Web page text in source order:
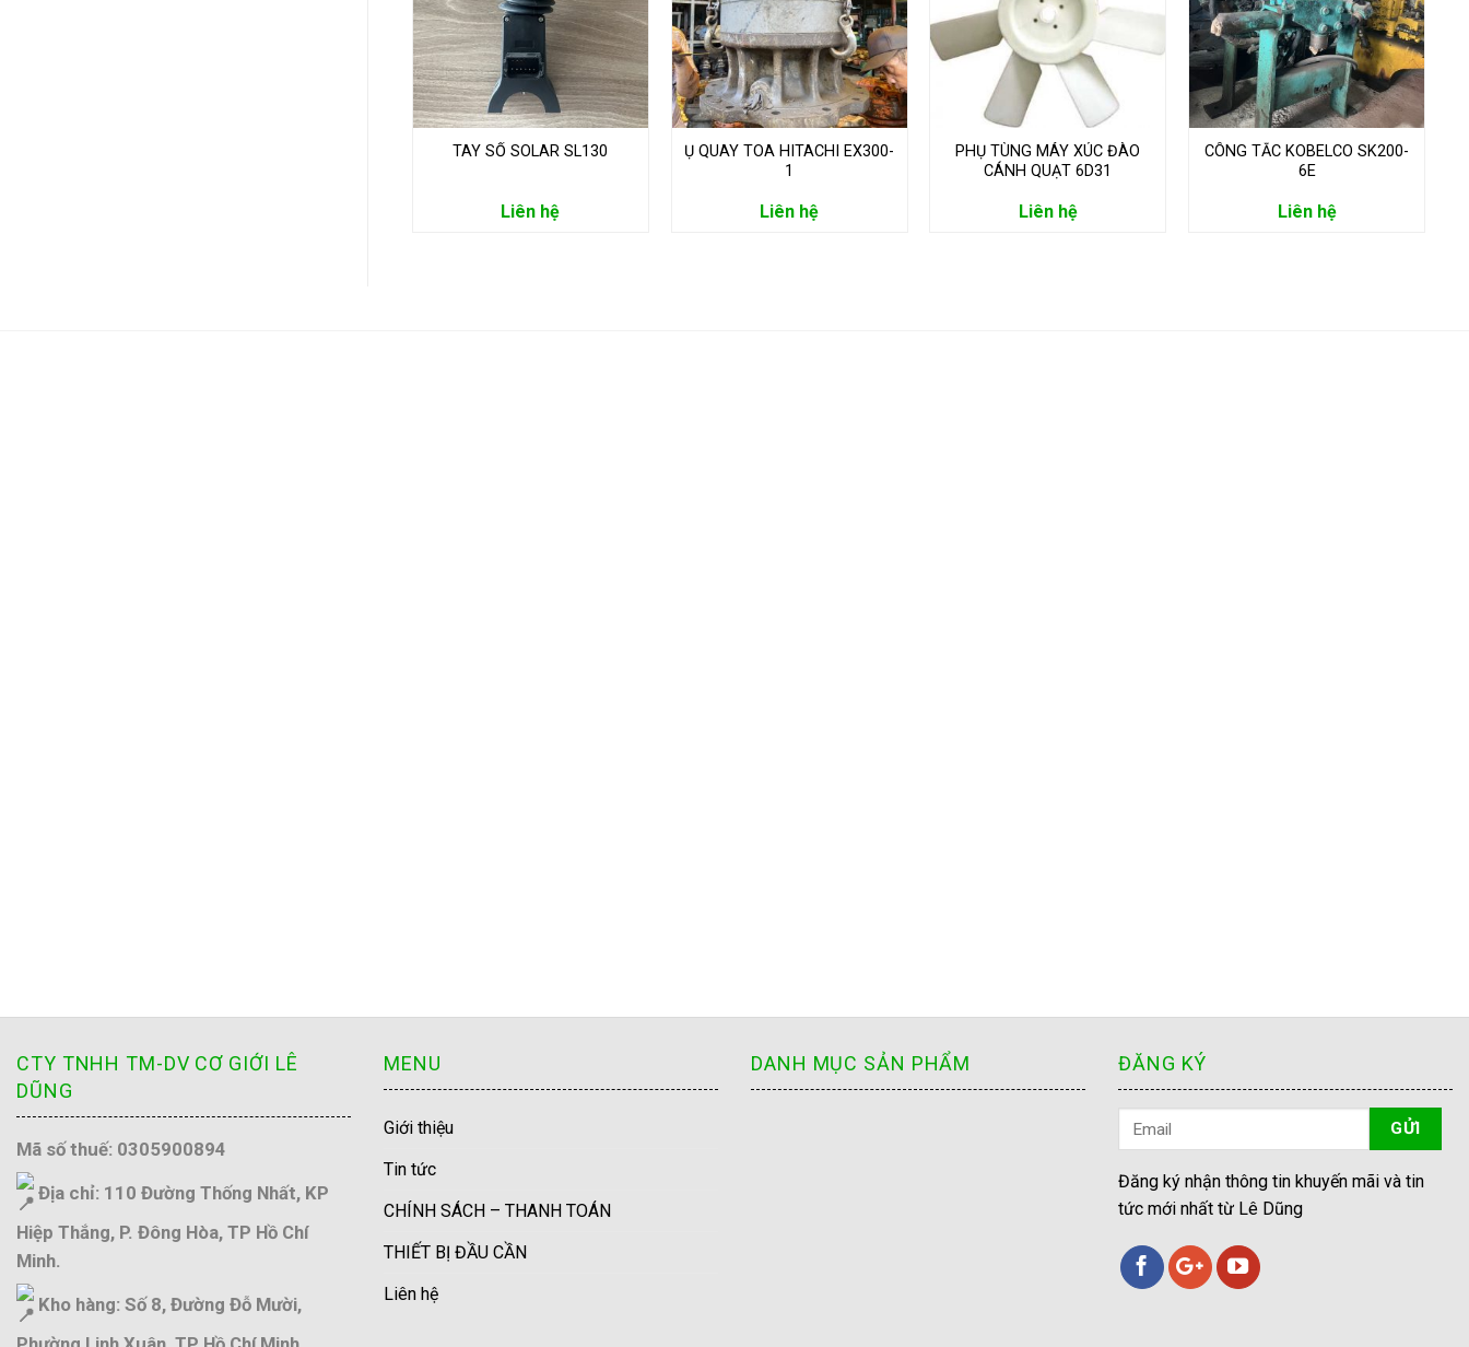
TAY SỐ SOLAR SL130
Liên hệ
Ụ QUAY TOA HITACHI EX300-
1
Liên hệ
PHỤ TÙNG MÁY XÚC ĐÀO
CÁNH QUẠT 6D31
Liên hệ
CÔNG TẮC KOBELCO SK200-
6E
Liên hệ
CTY TNHH TM-DV CƠ GIỚI LÊ
DŨNG
Mã số thuế: 0305900894
Địa chỉ: 110 Đường Thống Nhất, KP
Hiệp Thắng, P. Đông Hòa, TP Hồ Chí
Minh.
Kho hàng: Số 8, Đường Đỗ Mười,
MENU
Giới thiệu
Tin tức
CHÍNH SÁCH – THANH TOÁN
THIẾT BỊ ĐẦU CẦN
Liên hệ
DANH MỤC SẢN PHẨM ĐĂNG KÝ
Đăng ký nhận thông tin khuyến mãi và tin
tức mới nhất từ Lê Dũng